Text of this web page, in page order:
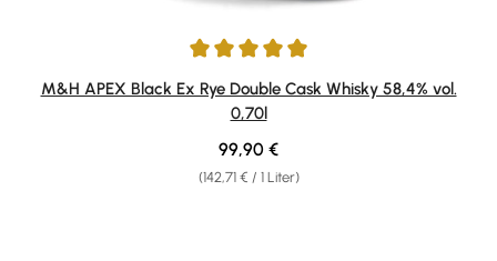
Durchschnittliche Bewertung von 5 von 5 Sternen
M&H APEX Black Ex Rye Double Cask Whisky 58,4% vol.
0,70l
(142,71 € / 1 Liter)
Regulärer Preis:
99,90 €